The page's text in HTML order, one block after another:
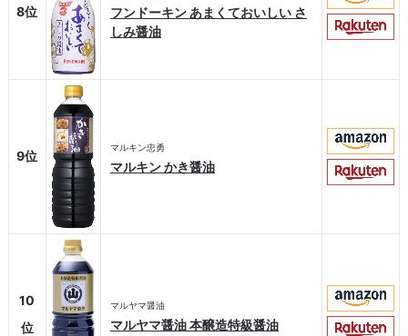
8位
フンドーキン あまくておいしい さ
しみ醤油
9位
マルキン忠勇
マルキン かき醤油
10
位
マルヤマ醤油
マルヤマ醤油 本醸造特級醤油